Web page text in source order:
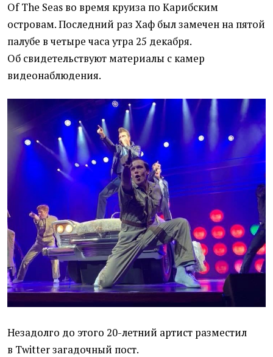
Of The Seas во время круиза по Карибским
островам. Последний раз Хаф был замечен на пятой
палубе в четыре часа утра 25 декабря.
Об свидетельствуют материалы с камер
видеонаблюдения.
Незадолго до этого 20-летний артист разместил
в Twitter загадочный пост.